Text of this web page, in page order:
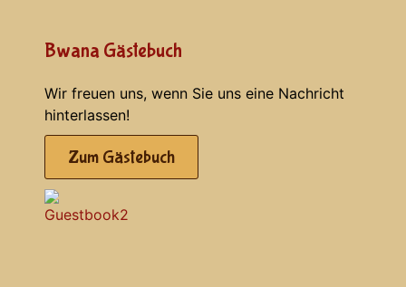
Bwana Gästebuch
Wir freuen uns, wenn Sie uns eine Nachricht
hinterlassen!
Zum Gästebuch